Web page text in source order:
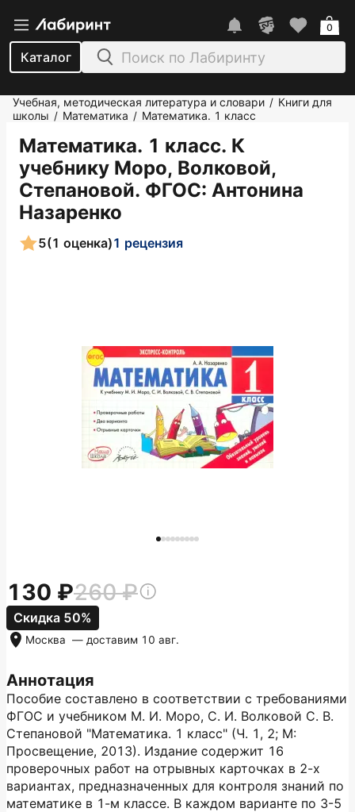
Каталог
0
Учебная, методическая литература и словари / Книги для
школы / Математика / Математика. 1 класс
Математика. 1 класс. К
учебнику Моро, Волковой,
Степановой. ФГОС: Антонина
Назаренко
5(1 оценка)1 рецензия
Аннотация
Пособие составлено в соответствии с требованиями
ФГОС и учебником М. И. Моро, С. И. Волковой С. В.
Степановой "Математика. 1 класс" (Ч. 1, 2; М:
Просвещение, 2013). Издание содержит 16
проверочных работ на отрывных карточках в 2-х
вариантах, предназначенных для контроля знаний по
математике в 1-м классе. В каждом варианте по 3-5
130 260
Скидка 50%
Москва — доставим 10 авг.